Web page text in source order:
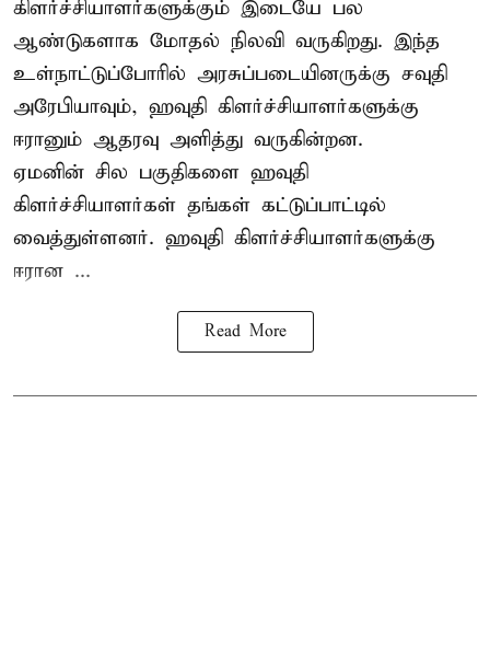
கிளர்ச்சியாளர்களுக்கும் இடையே பல
ஆண்டுகளாக மோதல் நிலவி வருகிறது. இந்த
உள்நாட்டுப்போரில் அரசுப்படையினருக்கு சவுதி
அரேபியாவும், ஹவுதி கிளர்ச்சியாளர்களுக்கு
ஈரானும் ஆதரவு அளித்து வருகின்றன.
ஏமனின் சில பகுதிகளை ஹவுதி
கிளர்ச்சியாளர்கள் தங்கள் கட்டுப்பாட்டில்
வைத்துள்ளனர். ஹவுதி கிளர்ச்சியாளர்களுக்கு
ஈரான ...
Read More